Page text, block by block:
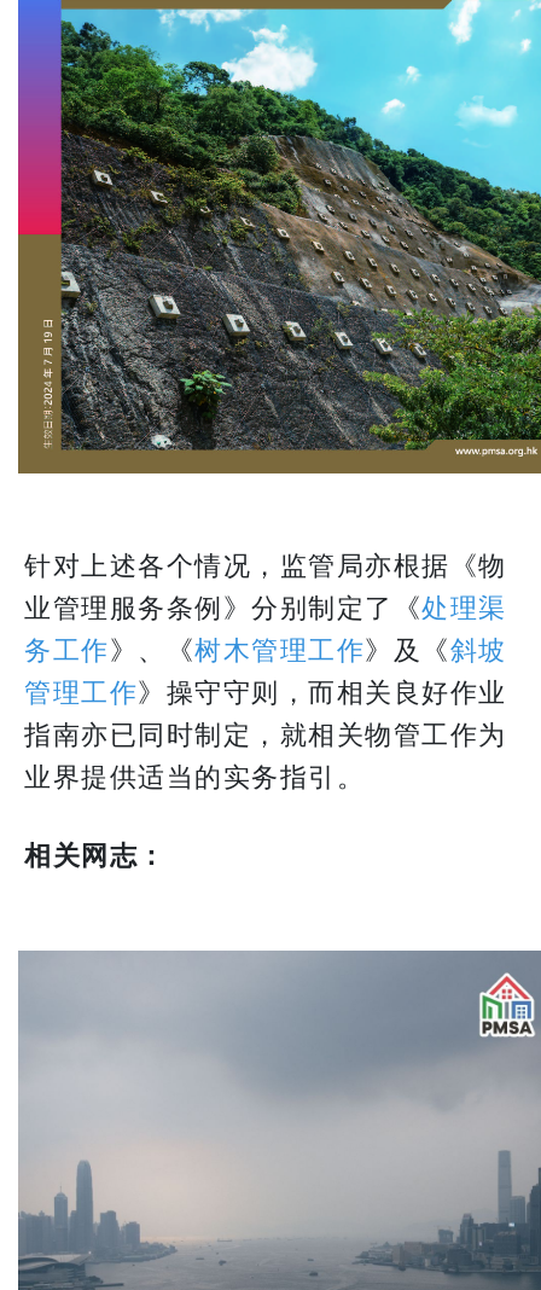
针对上述各个情况，监管局亦根据《物
业管理服务条例》分别制定了《处理渠
务工作》、《树木管理工作》及《斜坡
管理工作》操守守则，而相关良好作业
指南亦已同时制定，就相关物管工作为
业界提供适当的实务指引。
相关网志：